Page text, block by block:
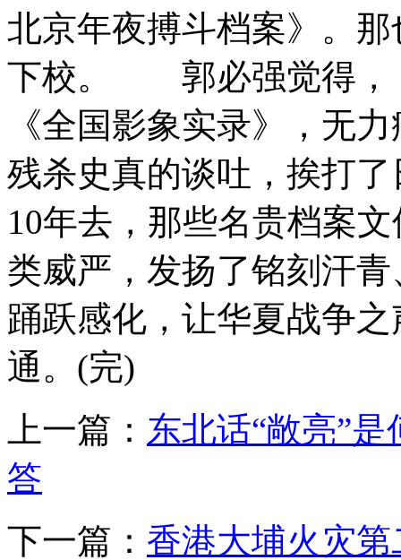
北京年夜搏斗档案》。
下校。 郭必强觉得，
《全国影象实录》，无
残杀史真的谈吐，挨打
10年去，那些名贵档案
类威严，发扬了铭刻汗
踊跃感化，让华夏战争
通。(完)
上一篇： 东北话“敞亮”
答
下一篇： 香港大埔火灾